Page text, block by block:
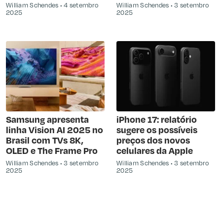
William Schendes
4 setembro
2025
William Schendes
3 setembro
2025
Samsung apresenta
linha Vision AI 2025 no
Brasil com TVs 8K,
OLED e The Frame Pro
William Schendes
3 setembro
2025
iPhone 17: relatório
sugere os possíveis
preços dos novos
celulares da Apple
William Schendes
3 setembro
2025